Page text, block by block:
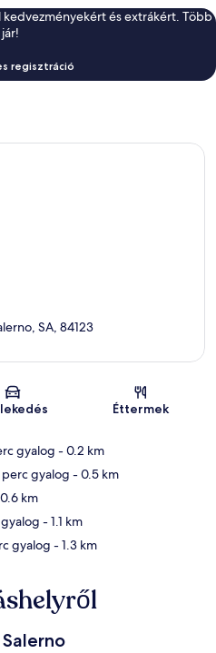
kedvezményekért és extrákért. Több
regisztráció
Térkép
SA, 84123
Éttermek
gyalog - 0.2 km
gyalog - 0.5 km
km
- 1.1 km
gyalog - 1.3 km